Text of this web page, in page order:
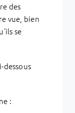
des
vue, bien
se
dessous
: